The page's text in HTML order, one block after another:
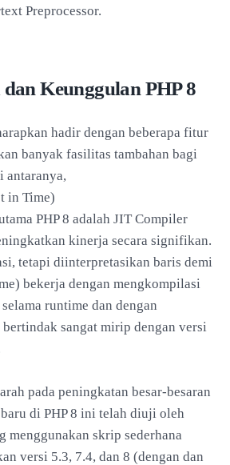
Preprocessor.
Keunggulan PHP 8
hadir dengan beberapa fitur
banyak fasilitas tambahan bagi
antaranya,
in Time)
PHP 8 adalah JIT Compiler
kinerja secara signifikan.
tetapi diinterpretasikan baris demi
bekerja dengan mengkompilasi
runtime dan dengan
sangat mirip dengan versi
pada peningkatan besar-besaran
di PHP 8 ini telah diuji oleh
menggunakan skrip sederhana
versi 5.3, 7.4, dan 8 (dengan dan